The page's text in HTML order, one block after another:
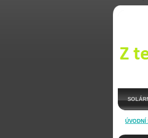
ÚVODNÍ